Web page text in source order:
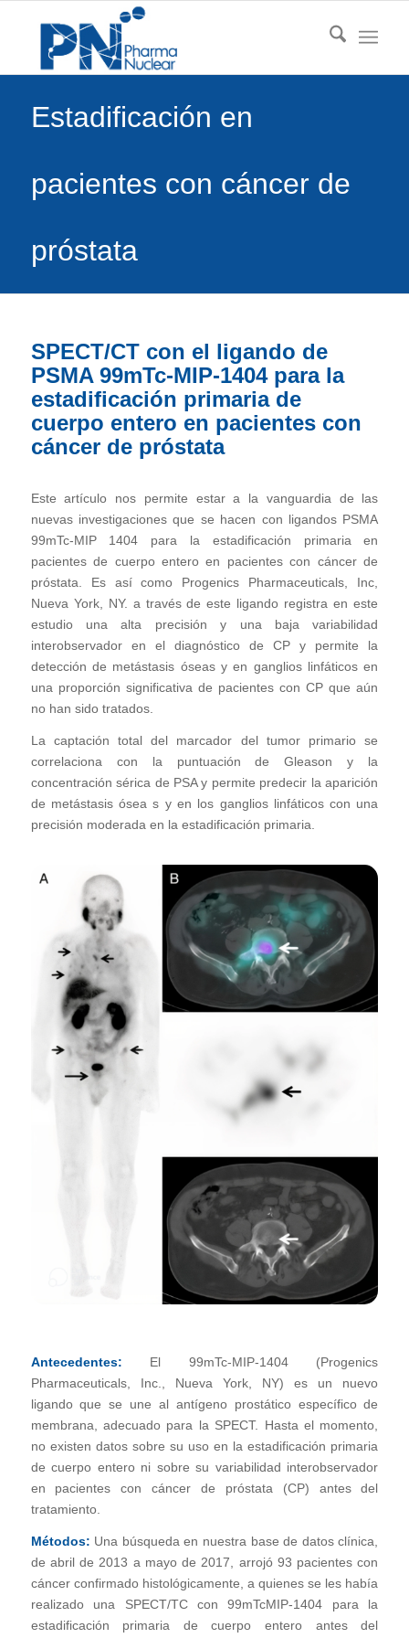
Estadificación en
pacientes con cáncer de
próstata
SPECT/CT con el ligando de
PSMA 99mTc-MIP-1404 para la
estadificación primaria de
cuerpo entero en pacientes con
cáncer de próstata
Este artículo nos permite estar a la vanguardia de las
nuevas investigaciones que se hacen con ligandos PSMA
99mTc-MIP 1404 para la estadificación primaria en
pacientes de cuerpo entero en pacientes con cáncer de
próstata. Es así como Progenics Pharmaceuticals, Inc,
Nueva York, NY. a través de este ligando registra en este
estudio una alta precisión y una baja variabilidad
interobservador en el diagnóstico de CP y permite la
detección de metástasis óseas y en ganglios linfáticos en
una proporción significativa de pacientes con CP que aún
no han sido tratados.
La captación total del marcador del tumor primario se
correlaciona con la puntuación de Gleason y la
concentración sérica de PSA y permite predecir la aparición
de metástasis ósea s y en los ganglios linfáticos con una
precisión moderada en la estadificación primaria.
Antecedentes: El 99mTc-MIP-1404 (Progenics
Pharmaceuticals, Inc., Nueva York, NY) es un nuevo
ligando que se une al antígeno prostático específico de
membrana, adecuado para la SPECT. Hasta el momento,
no existen datos sobre su uso en la estadificación primaria
de cuerpo entero ni sobre su variabilidad interobservador
en pacientes con cáncer de próstata (CP) antes del
tratamiento.
Métodos: Una búsqueda en nuestra base de datos clínica,
de abril de 2013 a mayo de 2017, arrojó 93 pacientes con
cáncer confirmado histológicamente, a quienes se les había
realizado una SPECT/TC con 99mTcMIP-1404 para la
estadificación primaria de cuerpo entero antes del